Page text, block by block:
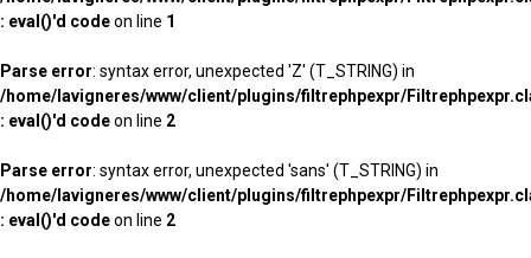
: eval()'d codeon line 1
Parse error: syntax error, unexpected 'Z' (T_STRING) in
/home/lavigneres/www/client/plugins/filtrephpexpr/
: eval()'d codeon line 2
Parse error: syntax error, unexpected 'sans' (T_STRING) in
/home/lavigneres/www/client/plugins/filtrephpexpr/
: eval()'d codeon line 2